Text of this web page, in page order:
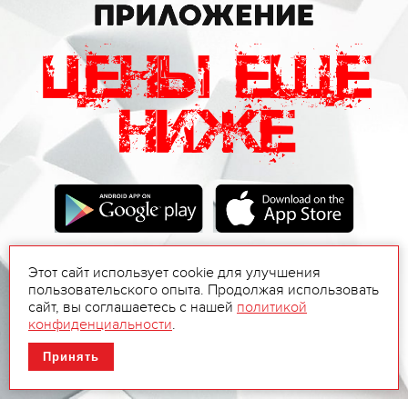
Этот сайт использует cookie для улучшения
пользовательского опыта. Продолжая использовать
сайт, вы соглашаетесь с нашей политикой
конфиденциальности.
Принять